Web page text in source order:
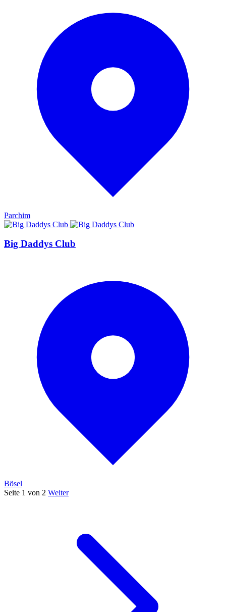
Parchim
Big Daddys Club
Bösel
Seite 1 von 2 Weiter